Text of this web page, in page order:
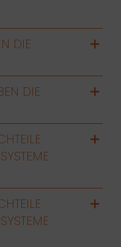
DIE
DIE